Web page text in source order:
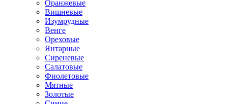
Оранжевые
Вишневые
Изумрудные
Венге
Ореховые
Янтарные
Сиреневые
Салатовые
Фиолетовые
Мятные
Золотые